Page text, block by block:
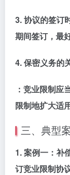
3.协议的签订
期间签订，最
4.保密义务的
：竞业限制应
限制地扩大适
三、典型
1.案例一：补
订竞业限制协